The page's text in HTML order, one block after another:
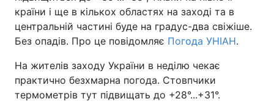
Україна Політика
Економіка Світ
Спорт Наука
Техно і зв'язок
країни і ще в кількох областях на заході та в
центральній частині буде на градус-два свіжіше.
Без опадів. Про це повідомляє Погода УНІАН.
На жителів заходу України в неділю чекає
практично безхмарна погода. Стовпчики
термометрів тут підвищать до +28°...+31°.